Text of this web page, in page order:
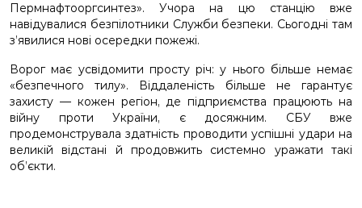
Пермнафтооргсинтез». Учора на цю станцію вже
навідувалися безпілотники Служби безпеки. Сьогодні там
з’явилися нові осередки пожежі.
Ворог має усвідомити просту річ: у нього більше немає
«безпечного тилу». Віддаленість більше не гарантує
захисту — кожен регіон, де підприємства працюють на
війну проти України, є досяжним. СБУ вже
продемонструвала здатність проводити успішні удари на
великій відстані й продовжить системно уражати такі
об’єкти.